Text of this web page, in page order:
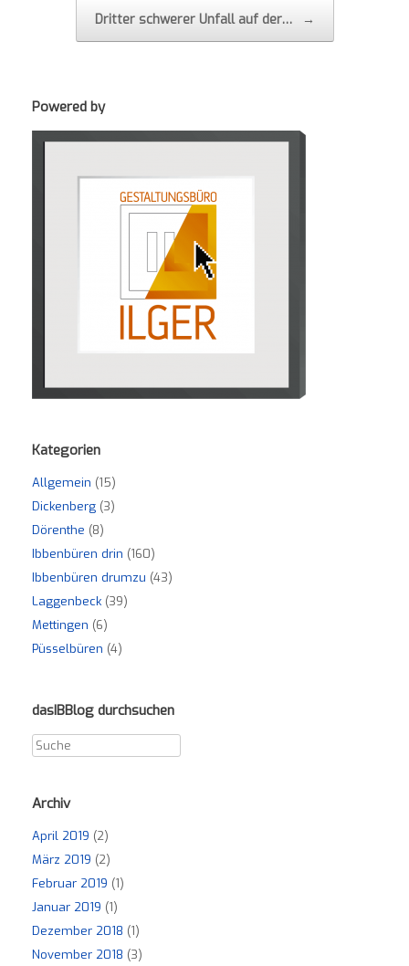
Dritter schwerer Unfall auf der… →
Powered by
Kategorien
Allgemein (15)
Dickenberg (3)
Dörenthe (8)
Ibbenbüren drin (160)
Ibbenbüren drumzu (43)
Laggenbeck (39)
Mettingen (6)
Püsselbüren (4)
dasIBBlog durchsuchen
Archiv
April 2019 (2)
März 2019 (2)
Februar 2019 (1)
Januar 2019 (1)
Dezember 2018 (1)
November 2018 (3)